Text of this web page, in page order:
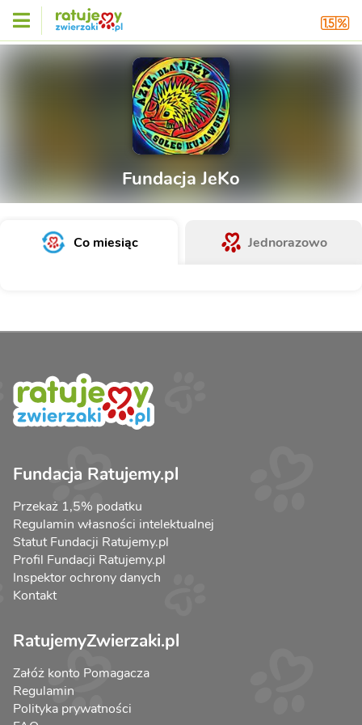
Fundacja JeKo
Co miesiąc Jednorazowo
Fundacja Ratujemy.pl
Przekaż 1,5% podatku
Regulamin własności intelektualnej
Statut Fundacji Ratujemy.pl
Profil Fundacji Ratujemy.pl
Inspektor ochrony danych
Kontakt
RatujemyZwierzaki.pl
Załóż konto Pomagacza
Regulamin
Polityka prywatności